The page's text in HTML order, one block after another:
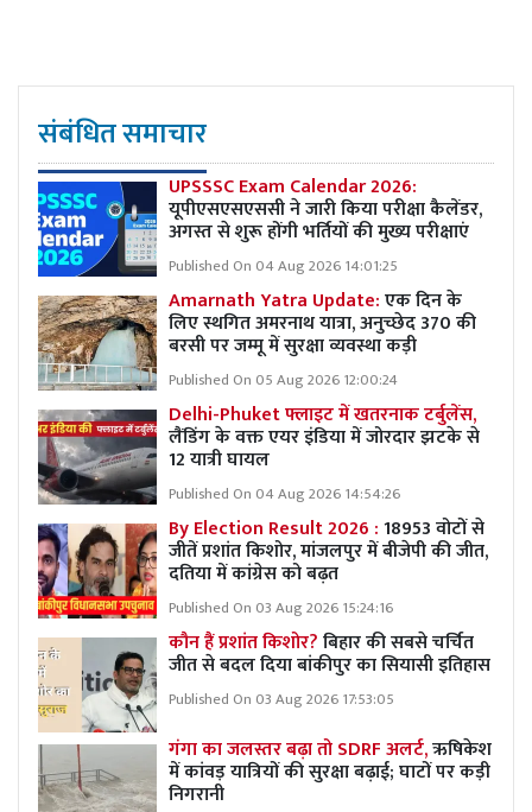
संबंधित समाचार
UPSSSC Exam Calendar 2026:
यूपीएसएसएससी ने जारी किया परीक्षा कैलेंडर,
अगस्त से शुरू होंगी भर्तियों की मुख्य परीक्षाएं
Published On 04 Aug 2026 14:01:25
Amarnath Yatra Update:एक दिन के
लिए स्थगित अमरनाथ यात्रा, अनुच्छेद 370 की
बरसी पर जम्मू में सुरक्षा व्यवस्था कड़ी
Published On 05 Aug 2026 12:00:24
Delhi-Phuket फ्लाइट में खतरनाक टर्बुलेंस,
लैंडिंग के वक्त एयर इंडिया में जोरदार झटके से
12 यात्री घायल
Published On 04 Aug 2026 14:54:26
By Election Result 2026 :18953 वोटों से
जीतें प्रशांत किशोर, मांजलपुर में बीजेपी की जीत,
दतिया में कांग्रेस को बढ़त
Published On 03 Aug 2026 15:24:16
कौन हैं प्रशांत किशोर?बिहार की सबसे चर्चित
जीत से बदल दिया बांकीपुर का सियासी इतिहास
Published On 03 Aug 2026 17:53:05
गंगा का जलस्तर बढ़ा तो SDRF अलर्ट,ऋषिकेश
में कांवड़ यात्रियों की सुरक्षा बढ़ाई; घाटों पर कड़ी
निगरानी